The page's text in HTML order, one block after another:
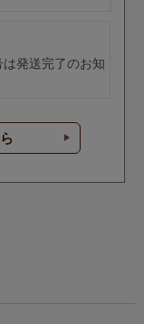
発送完了のお知